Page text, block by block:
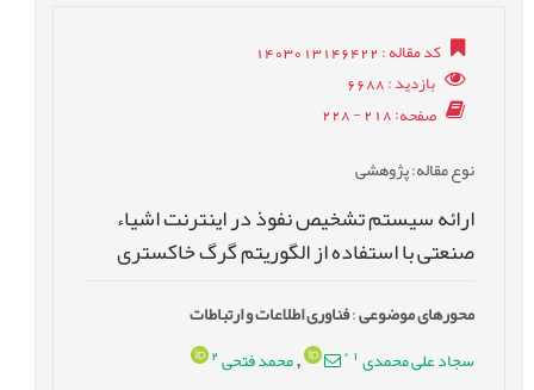
کد مقاله: 1403013146422
بازدید: 6688
صفحه: 218 - 228
نوع مقاله: پژوهشی
ارائه سیستم تشخیص نفوذ در اینترنت اشیاء
صنعتی با استفاده از الگوریتم گرگ خاکستری
محورهای موضوعی:فناوری اطلاعات و ارتباطات
سجاد علی محمدی *
,محمد فتحی 2